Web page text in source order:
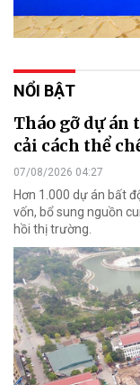
NỔI BẬT
Tháo gỡ dự án
cải cách thể
07/08/2026 04:27
Hơn 1.000 dự án bất
vốn, bổ sung nguồn
hồi thị trường.